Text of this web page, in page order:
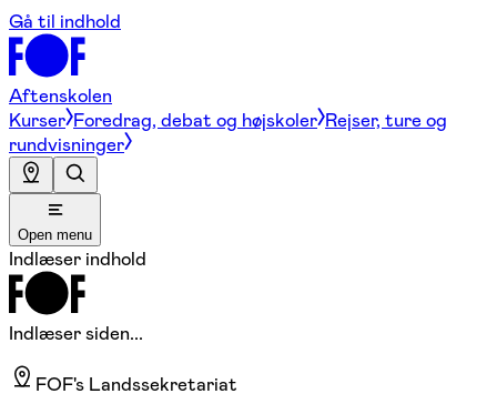
Gå til indhold
Aftenskolen
Kurser Foredrag, debat og højskoler Rejser, ture og
rundvisninger
Open menu
Indlæser indhold
Indlæser siden...
FOF's Landssekretariat